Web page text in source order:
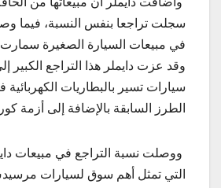
سجلت تراجعا بنفس النسبة، فيما
وقد عزت دايملر هذا التراجع الكبير
سيارات تسير بالبطاريات الكهربائية
الطرز السابقة بالإضافة إلى أزمة
ووصلت نسبة التراجع في مبيعات
التي تمثل أهم سوق لسيارات